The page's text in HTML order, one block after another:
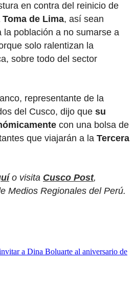
en contra del reinicio de
Toma de Lima, así sean
la población a no sumarse a
solo ralentizan la
sobre todo del sector
representante de la
del Cusco, dijo que su
con una bolsa de
que viajarán a la Tercera
o visita Cusco Post,
Medios Regionales del Perú.
a Dina Boluarte al aniversario de